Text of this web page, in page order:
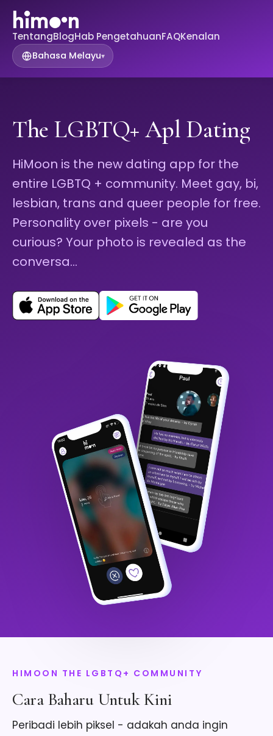
TentangBlogHab PengetahuanFAQKenalan
Bahasa Melayu▾
The LGBTQ+ Apl Dating
HiMoon is the new dating app for the
entire LGBTQ + community. Meet gay, bi,
lesbian, trans and queer people for free.
Personality over pixels - are you
curious? Your photo is revealed as the
conversa…
HIMOON THE LGBTQ+ COMMUNITY
Cara Baharu Untuk Kini
Peribadi lebih piksel - adakah anda ingin